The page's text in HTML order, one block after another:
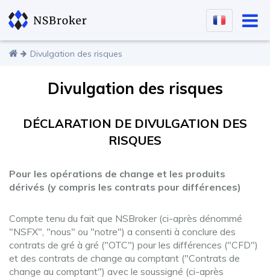
Divulgation des risques
Divulgation des risques
DÉCLARATION DE DIVULGATION DES
RISQUES
Pour les opérations de change et les produits
dérivés (y compris les contrats pour différences)
Compte tenu du fait que NSBroker (ci-après dénommé
"NSFX", "nous" ou "notre") a consenti à conclure des
contrats de gré à gré ("OTC") pour les différences ("CFD")
et des contrats de change au comptant ("Contrats de
change au comptant") avec le soussigné (ci-après